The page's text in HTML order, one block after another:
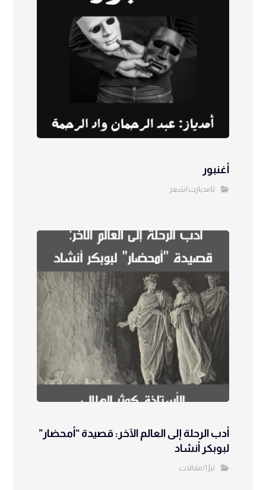
أغنبور
تامديازت/شعر
أدب الرحلة إلى العالم الآخر: قصيدة “أمحضار”
لبوبكر أنشاد
تيرّا/مقالات